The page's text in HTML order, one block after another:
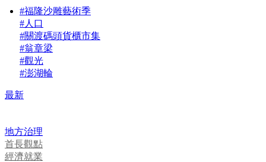
#福隆沙雕藝術季
#人口
#關渡碼頭貨櫃市集
#翁章梁
#觀光
#澎湖輪
最新
地方治理
首長觀點
經濟就業